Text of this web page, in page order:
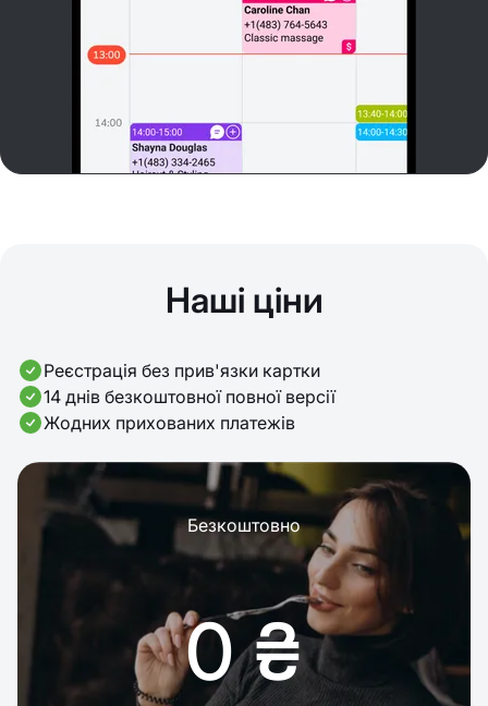
Наші ціни
Реєстрація без прив'язки картки
14 днів безкоштовної повної версії
Жодних прихованих платежів
Безкоштовно
0 ₴